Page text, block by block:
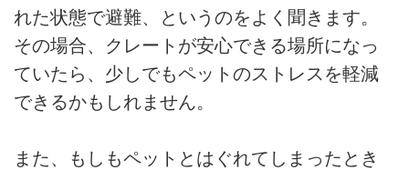
れた状態で避難、というのをよく聞きます。
その場合、クレートが安心できる場所になっ
ていたら、少しでもペットのストレスを軽減
できるかもしれません。
また、もしもペットとはぐれてしまったとき